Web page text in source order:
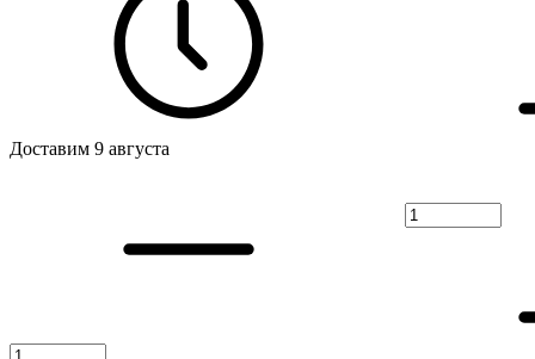
Доставим 9 августа